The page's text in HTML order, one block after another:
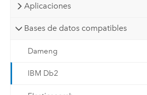
Aplicaciones
Bases de datos compatibles
Dameng
IBM Db2